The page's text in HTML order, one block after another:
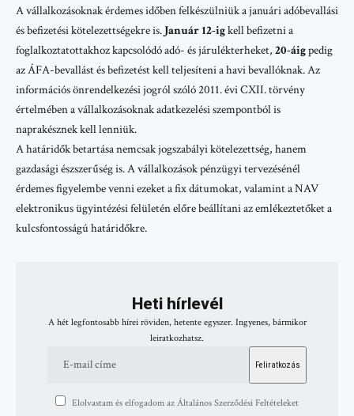
A vállalkozásoknak érdemes időben felkészülniük a januári adóbevallási
és befizetési kötelezettségekre is.Január 12-igkell befizetni a
foglalkoztatottakhoz kapcsolódó adó- és járulékterheket, 20-áigpedig
az ÁFA-bevallást és befizetést kell teljesíteni a havi bevallóknak. Az
információs önrendelkezési jogról szóló 2011. évi CXII. törvény
értelmében a vállalkozásoknak adatkezelési szempontból is
naprakésznek kell lenniük.
A határidők betartása nemcsak jogszabályi kötelezettség, hanem
gazdasági észszerűség is. A vállalkozások pénzügyi tervezésénél
érdemes figyelembe venni ezeket a fix dátumokat, valamint a NAV
elektronikus ügyintézési felületén előre beállítani az emlékeztetőket a
kulcsfontosságú határidőkre.
Heti hírlevél
A hét legfontosabb hírei röviden, hetente egyszer. Ingyenes, bármikor
leiratkozhatsz.
Elolvastam és elfogadom az Általános Szerződési Feltételeket